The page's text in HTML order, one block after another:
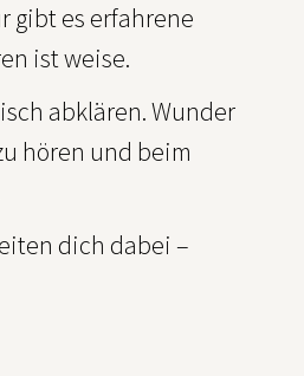
gibt es erfahrene
ist weise.
abklären. Wunder
hören und beim
dich dabei –